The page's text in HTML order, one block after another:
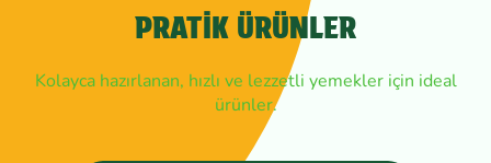
PRATIK ÜRÜNLER
Kolayca hazırlanan, hızlı ve lezzetli yemekler için ideal
ürünler.